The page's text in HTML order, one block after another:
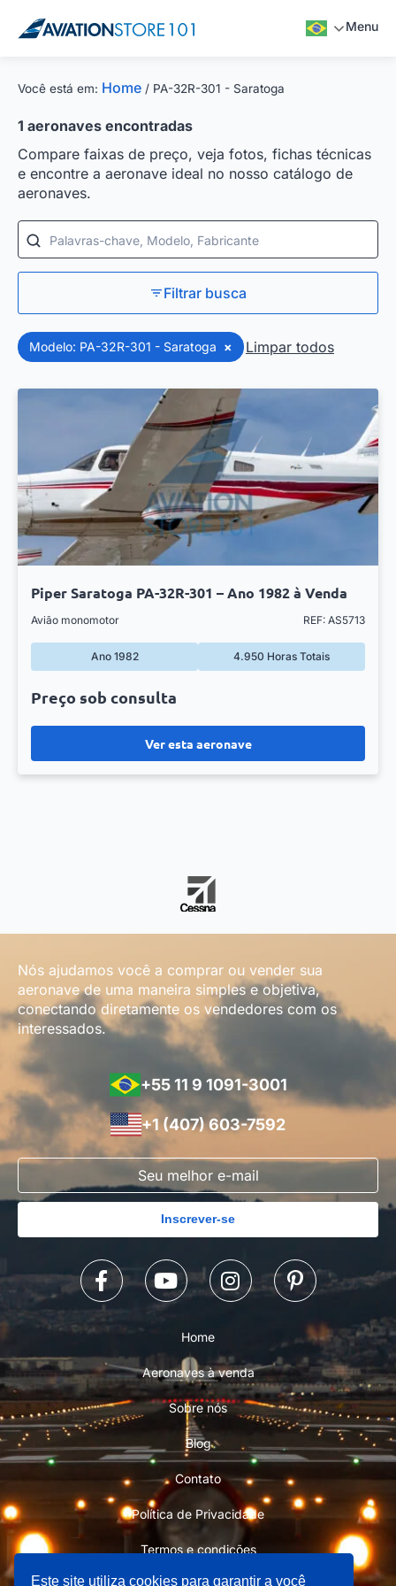
Menu
Você está em: Home / PA-32R-301 - Saratoga
1 aeronaves encontradas
Compare faixas de preço, veja fotos, fichas técnicas
e encontre a aeronave ideal no nosso catálogo de
aeronaves.
Palavras-chave, Modelo, Fabricante
Filtrar busca
Modelo: PA-32R-301 - Saratoga × Limpar todos
Piper Saratoga PA-32R-301 – Ano 1982 à Venda
Avião monomotor REF: AS5713
Ano 1982 4.950 Horas Totais
Ver esta aeronave
Preço sob consulta
Nós ajudamos você a comprar ou vender sua
aeronave de uma maneira simples e objetiva,
conectando diretamente os vendedores com os
interessados.
+55 11 9 1091-3001
+1 (407) 603-7592
Inscrever-se
Home
Aeronaves à venda
Sobre nós
Blog
Contato
Política de Privacidade
Termos e condições
Este site utiliza cookies para garantir a você